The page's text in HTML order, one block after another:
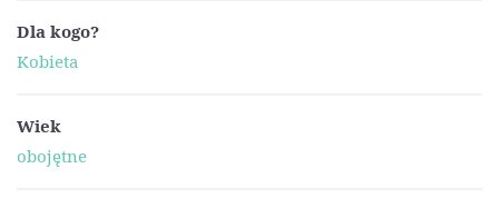
Dla kogo?
Kobieta
Wiek
obojętne